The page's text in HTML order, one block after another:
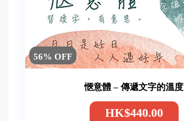
56% OFF
愜意體 – 傳遞文字的溫度
HK$440.00